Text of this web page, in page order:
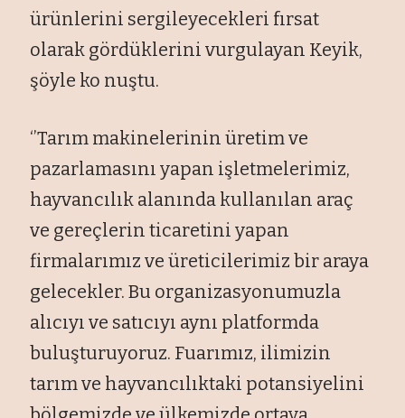
ürünlerini sergileyecekleri fırsat
olarak gördüklerini vurgulayan Keyik,
şöyle ko nuştu.
‘’Tarım makinelerinin üretim ve
pazarlamasını yapan işletmelerimiz,
hayvancılık alanında kullanılan araç
ve gereçlerin ticaretini yapan
firmalarımız ve üreticilerimiz bir araya
gelecekler. Bu organizasyonumuzla
alıcıyı ve satıcıyı aynı platformda
buluşturuyoruz. Fuarımız, ilimizin
tarım ve hayvancılıktaki potansiyelini